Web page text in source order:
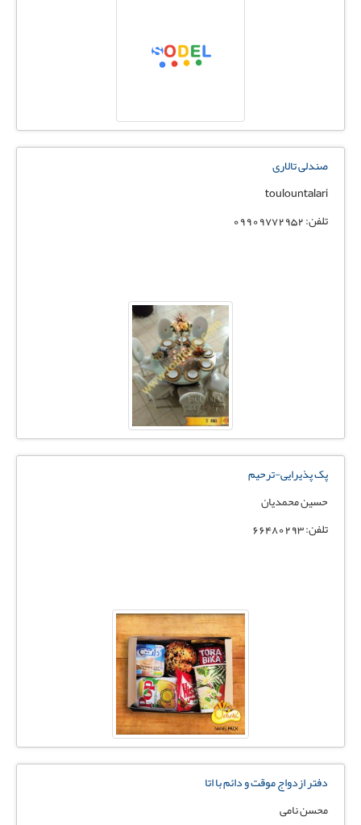
صندلی تالاری
toulountalari
تلفن: 09909772952
پک پذیرایی-ترحیم
حسین محمدیان
تلفن: 66480293
دفتر ازدواج موقت و دائم با اتا
محسن نامی